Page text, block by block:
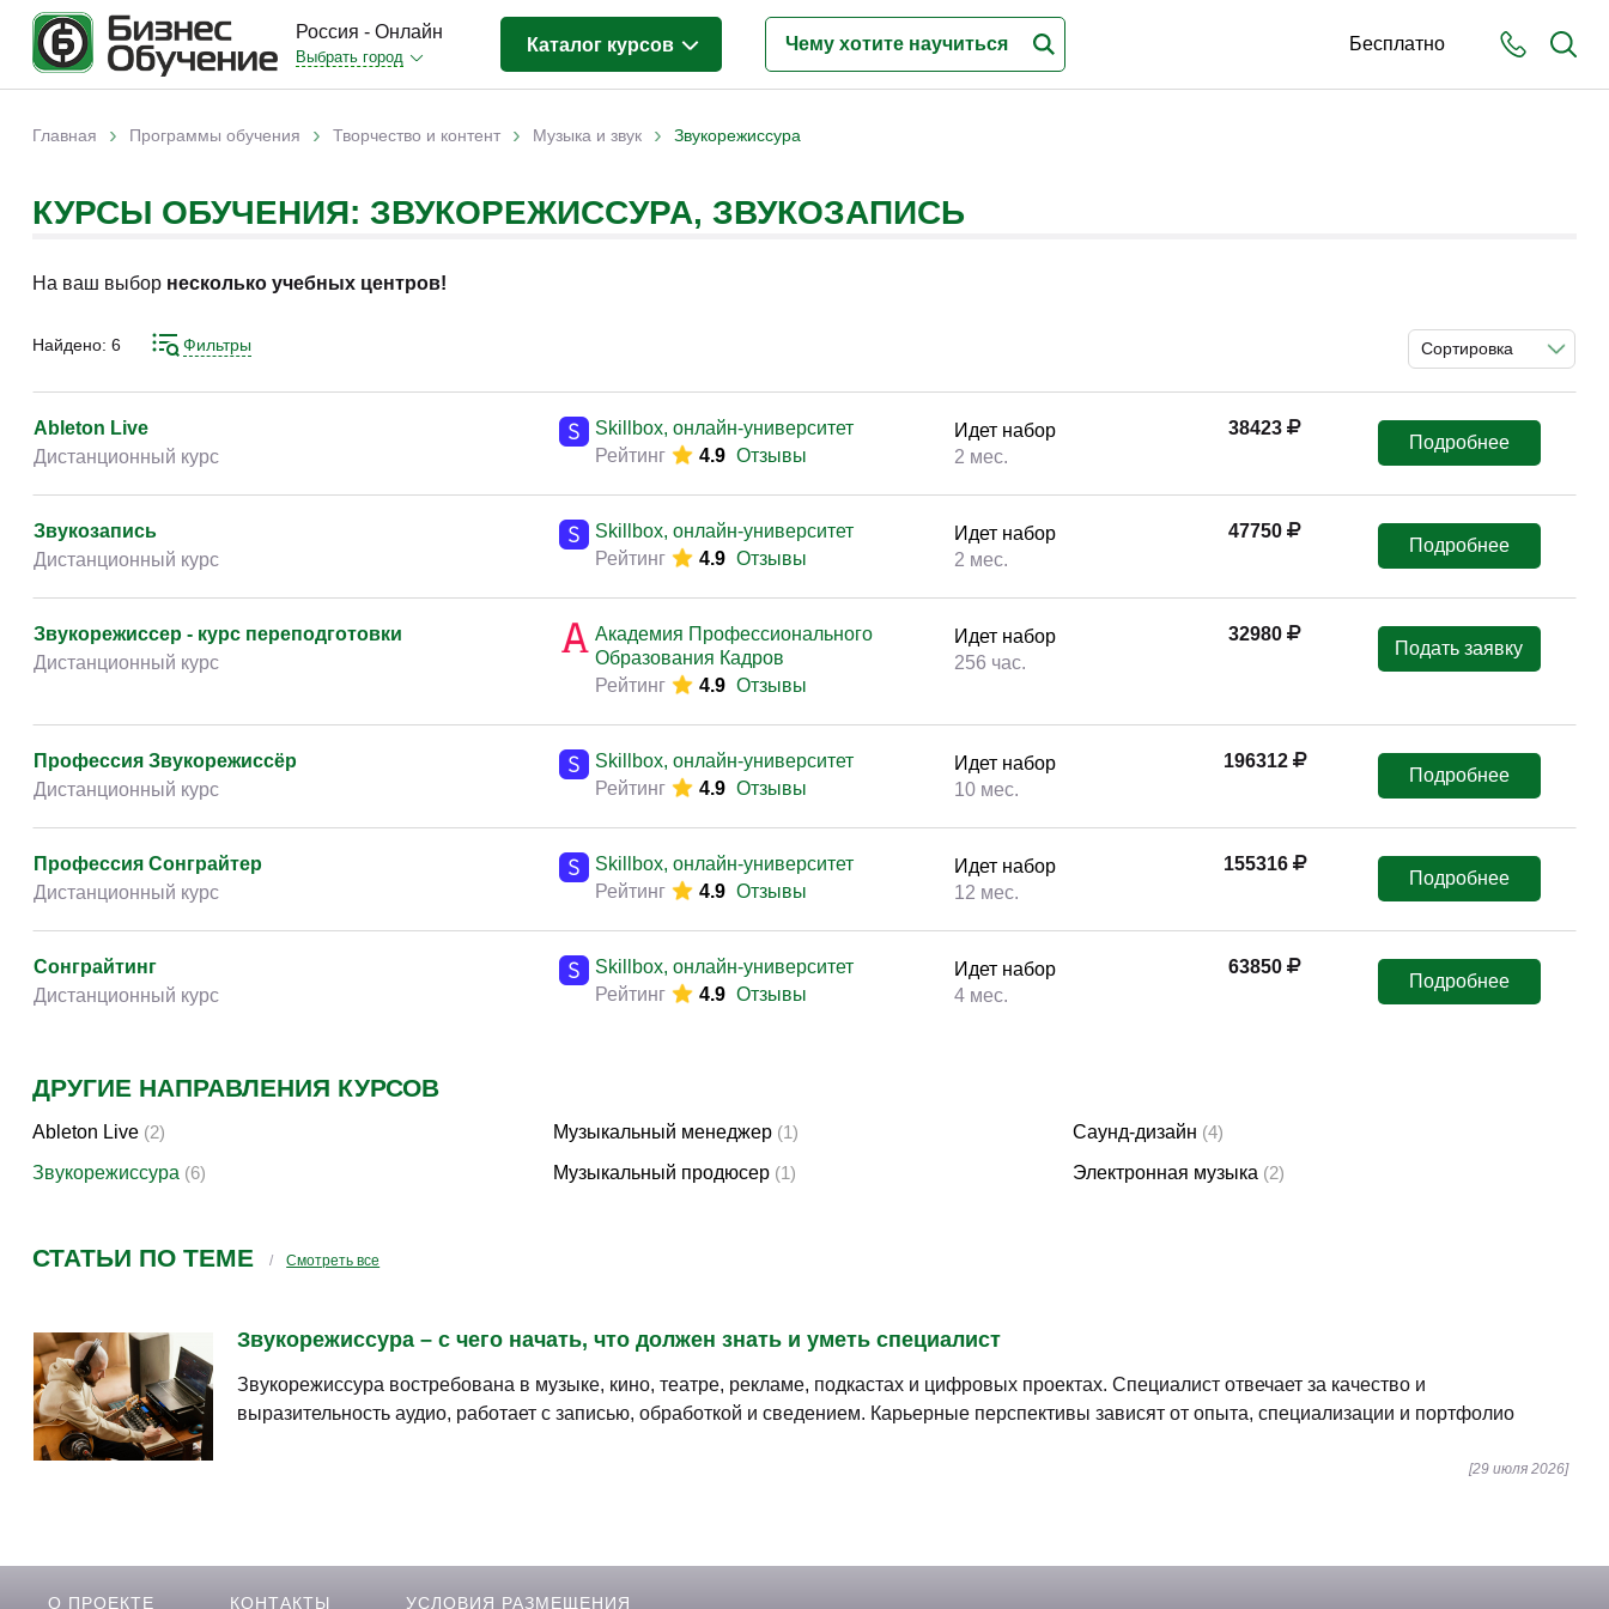
Россия - Онлайн
Выбрать город
Каталог курсов
Отраслевые (2988)
Промышленное обучение (247)
Иностранные языки
Личностный рост (93)
Прочее
Бухгалтерия и налоги (217)
Деловые коммуникации
Управление персоналом (344)
Кадровый менеджмент (187)
Законодательство и право (291)
ВЭД / таможня (113)
Тренинги для тренеров
Бесплатно
Главная › Программы обучения › Творчество и контент › Музыка и звук › Звукорежиссура
КУРСЫ ОБУЧЕНИЯ: ЗВУКОРЕЖИССУРА, ЗВУКОЗАПИСЬ
На ваш выбор несколько учебных центров!
Сортировка
Найдено: 6 Фильтры
Ableton Live
Дистанционный курс
Skillbox, онлайн-университет
Рейтинг
4.9 Отзывы
Идет набор
2 мес.
38423
Подробнее
Звукозапись
Дистанционный курс
Skillbox, онлайн-университет
Рейтинг
4.9 Отзывы
Идет набор
2 мес.
47750
Подробнее
Звукорежиссер - курс переподготовки
Дистанционный курс
Академия Профессионального
Образования Кадров
Рейтинг
4.9 Отзывы
Идет набор
256 час.
32980
Подать заявку
Профессия Звукорежиссёр
Дистанционный курс
Skillbox, онлайн-университет
Рейтинг
4.9 Отзывы
Идет набор
10 мес.
196312
Подробнее
Профессия Сонграйтер
Дистанционный курс
Skillbox, онлайн-университет
Рейтинг
4.9 Отзывы
Идет набор
12 мес.
155316
Подробнее
Сонграйтинг
Дистанционный курс
Skillbox, онлайн-университет
Рейтинг
4.9 Отзывы
Идет набор
4 мес.
63850
Подробнее
ДРУГИЕ НАПРАВЛЕНИЯ КУРСОВ
Ableton Live (2)
Звукорежиссура (6)
Музыкальный менеджер (1)
Музыкальный продюсер (1)
Саунд-дизайн (4)
Электронная музыка (2)
СТАТЬИ ПО ТЕМЕ Смотреть все
Звукорежиссура – с чего начать, что должен знать и уметь специалист
Звукорежиссура востребована в музыке, кино, театре, рекламе, подкастах и цифровых проектах. Специалист отвечает за качество и
выразительность аудио, работает с записью, обработкой и сведением. Карьерные перспективы зависят от опыта, специализации и портфолио
[29 июля 2026]
О ПРОЕКТЕ КОНТАКТЫ УСЛОВИЯ РАЗМЕЩЕНИЯ